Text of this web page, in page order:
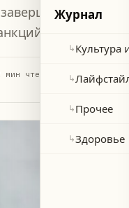
мин чтения
Журнал
↳Культура
↳
↳Прочее
↳Здоровье